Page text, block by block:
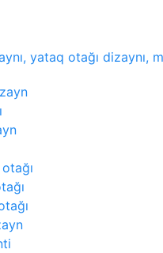
yataq otağı dizaynı,